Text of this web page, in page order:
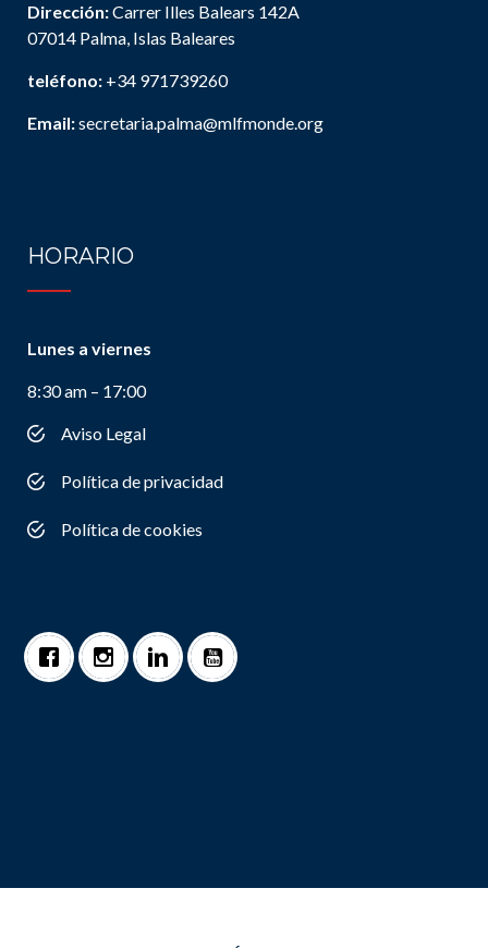
Dirección:Carrer Illes Balears 142A
07014 Palma, Islas Baleares
teléfono: +34 971739260
Email:secretaria.palma@mlfmonde.org
HORARIO
Lunes a viernes
8:30 am – 17:00
Aviso Legal
Política de privacidad
Política de cookies